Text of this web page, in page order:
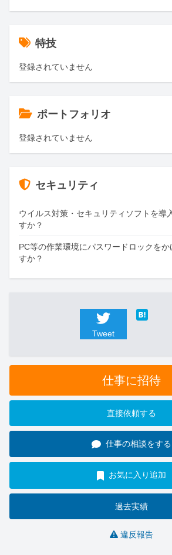
特技
登録されていません
ポートフォリオ
登録されていません
セキュリティ
ウイルス対策・セキュリティソフトを導
すか？
PC等の作業環境にパスワードロックをか
すか？
Tweet
仕事に招待
直接依頼する
仕事の相談をする
お気に入り追加
過去実績
違反報告